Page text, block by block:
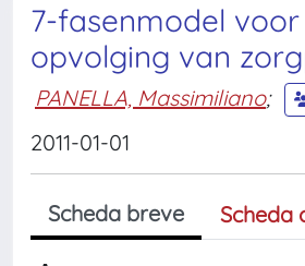
7-fasenmodel
opvolging van
PANELLA, Massimiliano;
2011-01-01
Scheda breve Scheda